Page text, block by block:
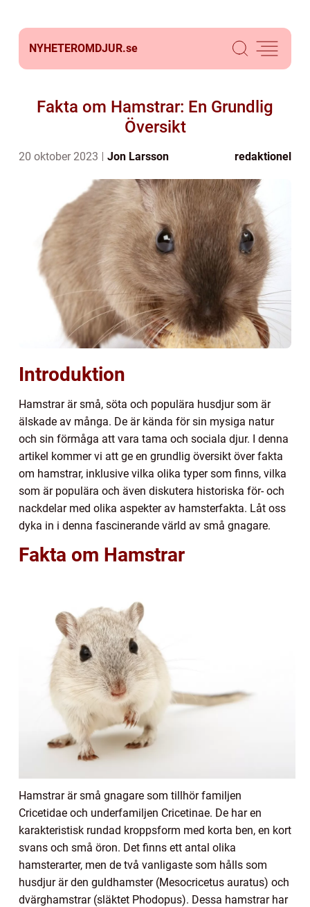
NYHETEROMDJUR.se
Fakta om Hamstrar: En Grundlig
Översikt
20 oktober 2023 Jon Larsson redaktionel
Introduktion
Hamstrar är små, söta och populära husdjur som är
älskade av många. De är kända för sin mysiga natur
och sin förmåga att vara tama och sociala djur. I denna
artikel kommer vi att ge en grundlig översikt över fakta
om hamstrar, inklusive vilka olika typer som finns, vilka
som är populära och även diskutera historiska för- och
nackdelar med olika aspekter av hamsterfakta. Låt oss
dyka in i denna fascinerande värld av små gnagare.
Fakta om Hamstrar
Hamstrar är små gnagare som tillhör familjen
Cricetidae och underfamiljen Cricetinae. De har en
karakteristisk rundad kroppsform med korta ben, en kort
svans och små öron. Det finns ett antal olika
hamsterarter, men de två vanligaste som hålls som
husdjur är den guldhamster (Mesocricetus auratus) och
dvärghamstrar (släktet Phodopus). Dessa hamstrar har